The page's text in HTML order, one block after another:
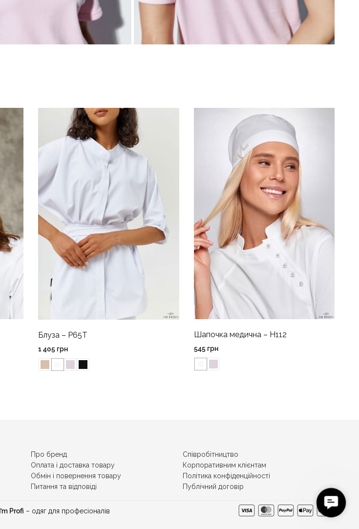
Блуза – P65T
1 405 грн
Шапочка медична – H112
545 грн
Про бренд
Оплата і доставка товару
Обмін і повернення товару
Питання та відповіді
Співробітництво
Корпоративним клієнтам
Політика конфіденційності
Публічний договір
I’m Profi – одяг для професіоналів
C